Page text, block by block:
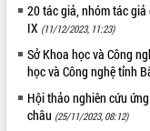
phát triển mới
Thường trực HĐND tỉnh Đắk
mặt Đoàn chuyên gia y tế
Minh
Lễ truy điệu và an táng hài
tại Nghĩa trang Liệt sĩ xã Sơn
20 tác giả, nhóm tác
IX (11/12/2023, 11:23)
Sở Khoa học và Công
học và Công nghệ tỉnh
Hội thảo nghiên cứu
châu (25/11/2023, 08:12)